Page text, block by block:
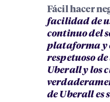
Fácil hacer
facilidad de
continuo del
plataforma y
respetuoso
Uberall y los
de Uberall es